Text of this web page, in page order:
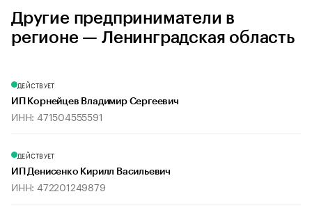
Другие предприниматели в
регионе — Ленинградская область
ДЕЙСТВУЕТ
ИП Корнейцев Владимир Сергеевич
ИНН: 471504555591
ДЕЙСТВУЕТ
ИП Денисенко Кирилл Васильевич
ИНН: 472201249879